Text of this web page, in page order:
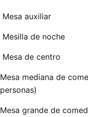
Mesa auxiliar
Mesilla de noche
Mesa de centro
Mesa mediana de
personas)
Mesa grande de